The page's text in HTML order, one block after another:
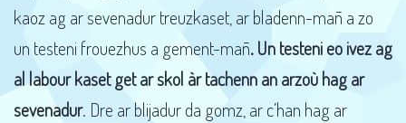
kaoz ag ar sevenadur treuzkaset, ar bladenn-mañ a zo
un testeni frouezhus a gement-mañ. Un testeni eo ivez ag
al labour kaset get ar skol àr tachenn an arzoù hag ar
sevenadur. Dre ar blijadur da gomz, ar c’han hag ar